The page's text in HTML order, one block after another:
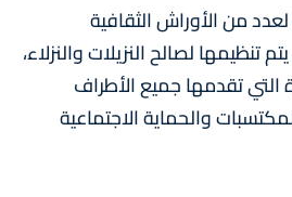
من الأوراش الثقافية
تنظيمها لصالح النزيلات والنزلاء،
التي تقدمها جميع الأطراف
والحماية الاجتماعية